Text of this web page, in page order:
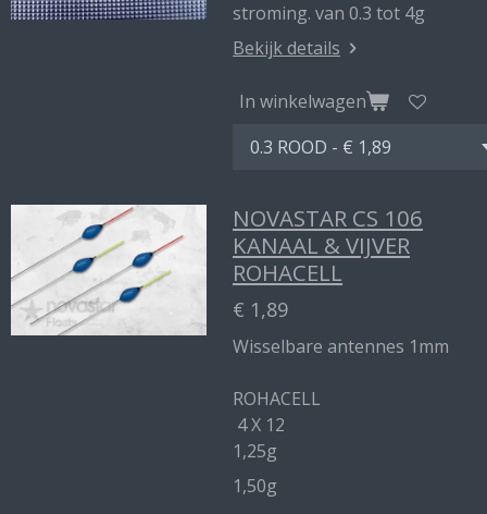
stroming. van 0.3 tot 4g
Bekijk details
In winkelwagen
NOVASTAR CS 106
KANAAL & VIJVER
ROHACELL
€ 1,89
Wisselbare antennes 1mm
ROHACELL
4 X 12
1,25g
1,50g